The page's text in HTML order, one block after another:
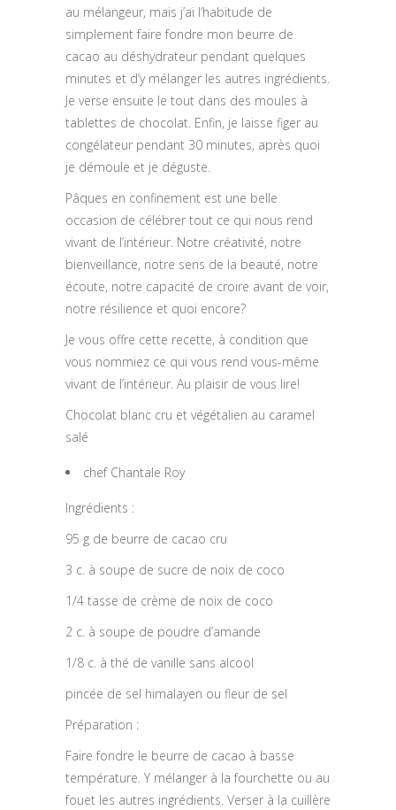
au mélangeur, mais j’ai l’habitude de
simplement faire fondre mon beurre de
cacao au déshydrateur pendant quelques
minutes et d’y mélanger les autres ingrédients.
Je verse ensuite le tout dans des moules à
tablettes de chocolat. Enfin, je laisse figer au
congélateur pendant 30 minutes, après quoi
je démoule et je déguste.
Pâques en confinement est une belle
occasion de célébrer tout ce qui nous rend
vivant de l’intérieur. Notre créativité, notre
bienveillance, notre sens de la beauté, notre
écoute, notre capacité de croire avant de voir,
notre résilience et quoi encore?
Je vous offre cette recette, à condition que
vous nommiez ce qui vous rend vous-même
vivant de l’intérieur. Au plaisir de vous lire!
Chocolat blanc cru et végétalien au caramel
salé
chef Chantale Roy
Ingrédients :
95 g de beurre de cacao cru
3 c. à soupe de sucre de noix de coco
1/4 tasse de crème de noix de coco
2 c. à soupe de poudre d’amande
1/8 c. à thé de vanille sans alcool
pincée de sel himalayen ou fleur de sel
Préparation :
Faire fondre le beurre de cacao à basse
température. Y mélanger à la fourchette ou au
fouet les autres ingrédients. Verser à la cuillère